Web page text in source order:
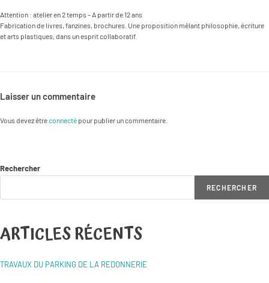
Attention : atelier en 2 temps – A partir de 12 ans
Fabrication de livres, fanzines, brochures. Une proposition mêlant philosophie, écriture
et arts plastiques, dans un esprit collaboratif.
Laisser un commentaire
Vous devez êtreconnecté pour publier un commentaire.
Rechercher
RECHERCHER
ARTICLES RÉCENTS
TRAVAUX DU PARKING DE LA REDONNERIE